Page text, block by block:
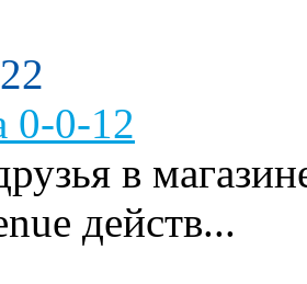
0-0-12
в
действ...